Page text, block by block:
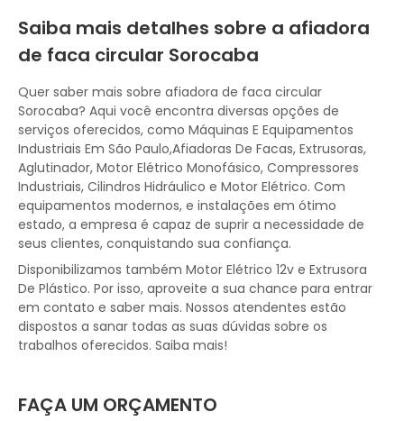
Saiba mais detalhes sobre a afiadora
de faca circular Sorocaba
Quer saber mais sobre afiadora de faca circular
Sorocaba? Aqui você encontra diversas opções de
serviços oferecidos, como Máquinas E Equipamentos
Industriais Em São Paulo,Afiadoras De Facas, Extrusoras,
Aglutinador, Motor Elétrico Monofásico, Compressores
Industriais, Cilindros Hidráulico e Motor Elétrico. Com
equipamentos modernos, e instalações em ótimo
estado, a empresa é capaz de suprir a necessidade de
seus clientes, conquistando sua confiança.
Disponibilizamos também Motor Elétrico 12v e Extrusora
De Plástico. Por isso, aproveite a sua chance para entrar
em contato e saber mais. Nossos atendentes estão
dispostos a sanar todas as suas dúvidas sobre os
trabalhos oferecidos. Saiba mais!
FAÇA UM ORÇAMENTO